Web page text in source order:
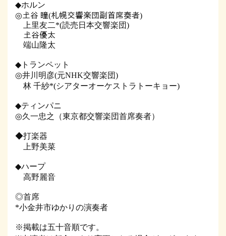
◆ホルン
◎𡈽谷 瞳(札幌交響楽団副首席奏者)
上里友二*(読売日本交響楽団)
𡈽谷優太
端山隆太
◆トランペット
◎井川明彦(元NHK交響楽団)
林 千紗*(シアターオーケストラトーキョー)
◆ティンパニ
◎久一忠之（東京都交響楽団首席奏者）
◆打楽器
上野美菜
◆ハープ
高野麗音
◎首席
*小金井市ゆかりの演奏者
※掲載は五十音順です。